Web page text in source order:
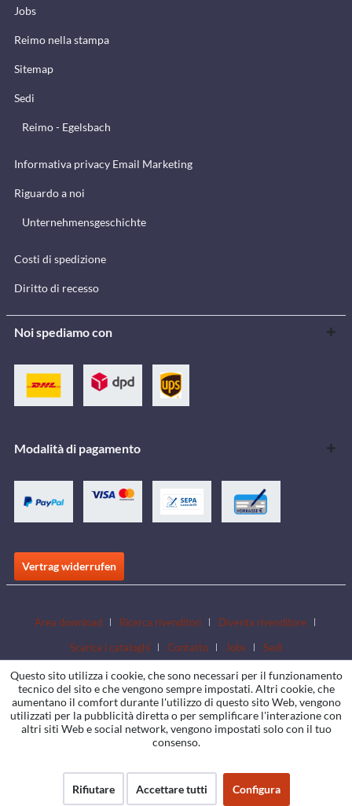
Jobs
Reimo nella stampa
Sitemap
Sedi
Reimo - Egelsbach
Informativa privacy Email Marketing
Riguardo a noi
Unternehmensgeschichte
Costi di spedizione
Diritto di recesso
Noi spediamo con
Modalità di pagamento
Vertrag widerrufen
Area download Ricerca rivenditori
Diventa rivenditore
Scarica i cataloghi
Contatto Jobs Sedi
Questo sito utilizza i cookie, che sono necessari per il funzionamento
tecnico del sito e che vengono sempre impostati. Altri cookie, che
aumentano il comfort durante l'utilizzo di questo sito Web, vengono
utilizzati per la pubblicità diretta o per semplificare l'interazione con
altri siti Web e social network, vengono impostati solo con il tuo
consenso.
Rifiutare Accettare tutti Configura